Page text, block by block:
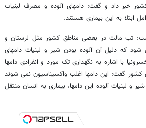
خبر داد و گفت: دامهای آلوده و مصرف لبنیات
ابتلا به این بیماری هستند.
تب مالت در بعضی مناطق کشور مثل لرستان و
که دلیل آن آلوده بودن شیر و لبنیات دامهای
با اشاره به نگهداری تک مورد و انفرادی دامها
کشور گفت: این دامها اغلب واکسیناسیون نمی شوند
و لبنیات آلوده این دامها، بیماری به انسان منتقل